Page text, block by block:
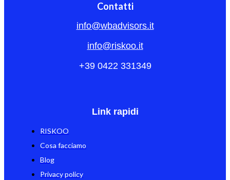
Contatti
info@wbadvisors.it
info@riskoo.it
+39 0422 331349
Link rapidi
RISKOO
Cosa facciamo
Blog
Privacy policy